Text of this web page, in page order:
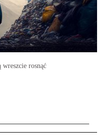
rosnąć